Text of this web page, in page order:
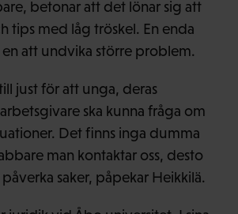
betonar att det lönar sig att
tips med låg tröskel. En enda
att undvika större problem.
just för att unga, deras
ska kunna fråga om
Det finns inga dumma
man kontaktar oss, desto
saker, påpekar Heikkilä.